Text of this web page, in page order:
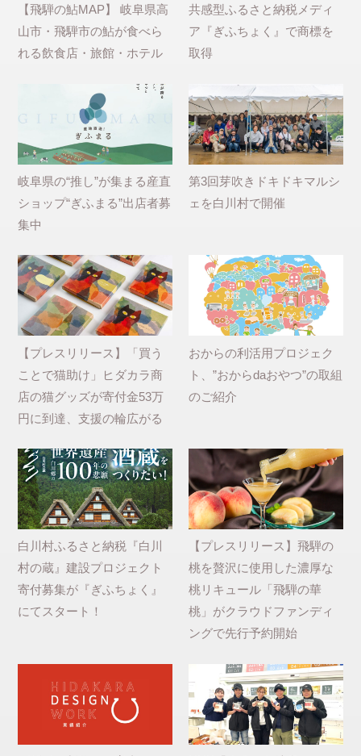
【飛騨の鮎MAP】 岐阜県高
山市・飛騨市の鮎が食べら
れる飲食店・旅館・ホテル
共感型ふるさと納税メディ
ア『ぎふちょく』で商標を
取得
岐阜県の“推し”が集まる産直
ショップ“ぎふまる”出店者募
集中
第3回芽吹きドキドキマルシ
ェを白川村で開催
【プレスリリース】「買う
ことで猫助け」ヒダカラ商
店の猫グッズが寄付金53万
円に到達、支援の輪広がる
おからの利活用プロジェク
ト、”おからdaおやつ”の取組
のご紹介
白川村ふるさと納税『白川
村の蔵』建設プロジェクト
寄付募集が『ぎふちょく』
にてスタート！
【プレスリリース】飛騨の
桃を贅沢に使用した濃厚な
桃リキュール「飛騨の華
桃」がクラウドファンディ
ングで先行予約開始